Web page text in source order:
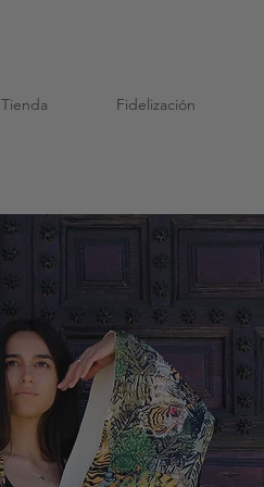
Tienda Fidelización